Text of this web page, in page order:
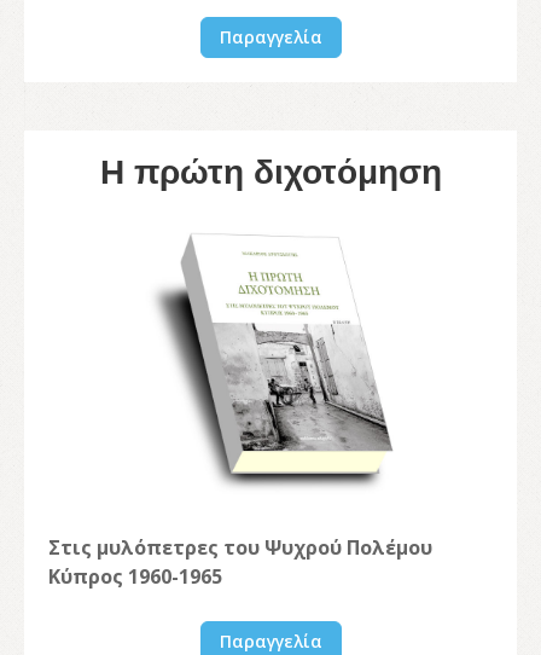
Παραγγελία
Η πρώτη διχοτόμηση
Στις μυλόπετρες του Ψυχρού Πολέμου
Κύπρος 1960-1965
Παραγγελία